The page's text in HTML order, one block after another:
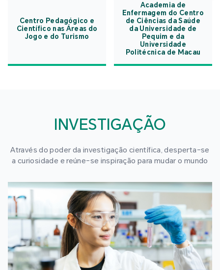
Centro Pedagógico e
Científico nas Áreas do
Jogo e do Turismo
Academia de
Enfermagem do Centro
de Ciências da Saúde
da Universidade de
Pequim e da
Universidade
Politécnica de Macau
INVESTIGAÇÃO
Através do poder da investigação científica, desperta-se
a curiosidade e reúne-se inspiração para mudar o mundo